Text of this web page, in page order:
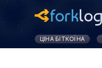
ЦІНА БІТКОЇНА